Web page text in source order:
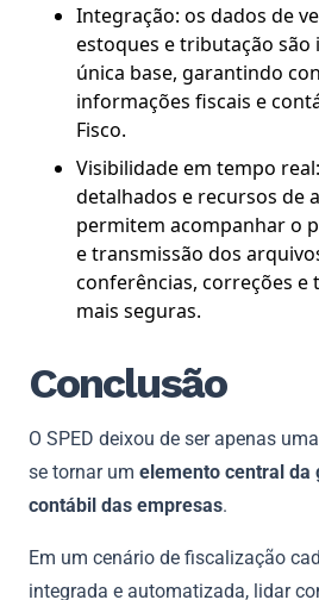
Integração: os dados de
estoques e tributação
única base, garantindo
informações fiscais e
Fisco.
Visibilidade em tempo
detalhados e recursos de
permitem acompanhar o
e transmissão dos
conferências, correções e
mais seguras.
Conclusão
O SPED deixou de ser apenas
se tornar um elemento central da
contábil das empresas.
Em um cenário de fiscalização
integrada e automatizada, lidar